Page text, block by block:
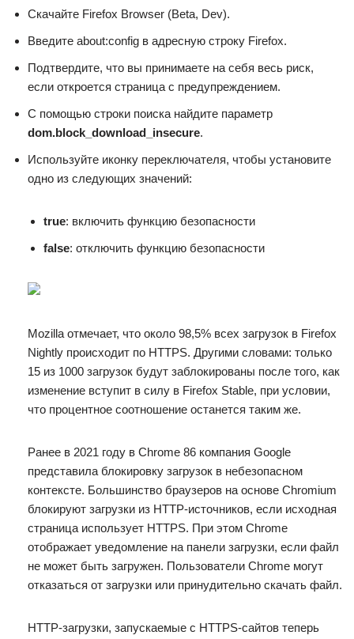
Скачайте Firefox Browser (Beta, Dev).
Введите about:config в адресную строку Firefox.
Подтвердите, что вы принимаете на себя весь риск,
если откроется страница с предупреждением.
С помощью строки поиска найдите параметр
dom.block_download_insecure.
Используйте иконку переключателя, чтобы установите
одно из следующих значений:
true: включить функцию безопасности
false: отключить функцию безопасности
Mozilla отмечает, что около 98,5% всех загрузок в Firefox
Nightly происходит по HTTPS. Другими словами: только
15 из 1000 загрузок будут заблокированы после того, как
изменение вступит в силу в Firefox Stable, при условии,
что процентное соотношение останется таким же.
Ранее в 2021 году в Chrome 86 компания Google
представила блокировку загрузок в небезопасном
контексте. Большинство браузеров на основе Chromium
блокируют загрузки из HTTP-источников, если исходная
страница использует HTTPS. При этом Chrome
отображает уведомление на панели загрузки, если файл
не может быть загружен. Пользователи Chrome могут
отказаться от загрузки или принудительно скачать файл.
HTTP-загрузки, запускаемые с HTTPS-сайтов теперь